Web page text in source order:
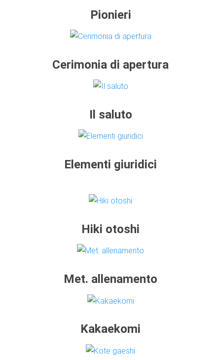
Pionieri
Cerimonia di apertura
Il saluto
Elementi giuridici
Hiki otoshi
Met. allenamento
Kakaekomi